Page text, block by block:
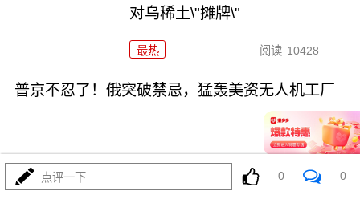
对乌稀土\"摊牌\"
最热 阅读 10428
普京不忍了！俄突破禁忌，猛轰美资无人机工厂
点评一下 0 0